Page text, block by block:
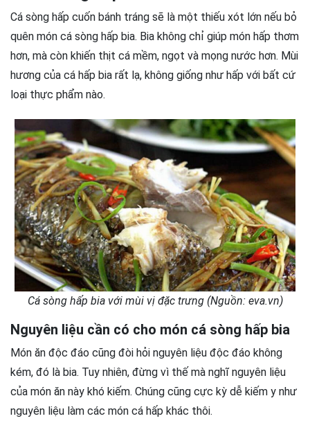
Cá sòng hấp cuốn bánh tráng sẽ là một thiếu xót lớn nếu bỏ
quên món cá sòng hấp bia. Bia không chỉ giúp món hấp thơm
hơn, mà còn khiến thịt cá mềm, ngọt và mọng nước hơn. Mùi
hương của cá hấp bia rất lạ, không giống như hấp với bất cứ
loại thực phẩm nào.
Cá sòng hấp bia với mùi vị đặc trưng (Nguồn: eva.vn)
Nguyên liệu cần có cho món cá sòng hấp bia
Món ăn độc đáo cũng đòi hỏi nguyên liệu độc đáo không
kém, đó là bia. Tuy nhiên, đừng vì thế mà nghĩ nguyên liệu
của món ăn này khó kiếm. Chúng cũng cực kỳ dễ kiếm y như
nguyên liệu làm các món cá hấp khác thôi.